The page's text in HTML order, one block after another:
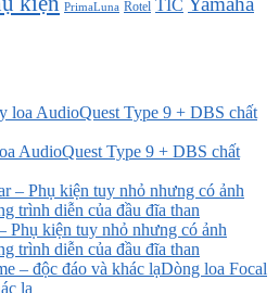
PrimaLuna Rotel TIC
AudioQuest Type 9 + DBS chất
Phụ kiện tuy nhỏ nhưng có ảnh
trình diễn của đầu đĩa than
Dòng loa Focal
lạ